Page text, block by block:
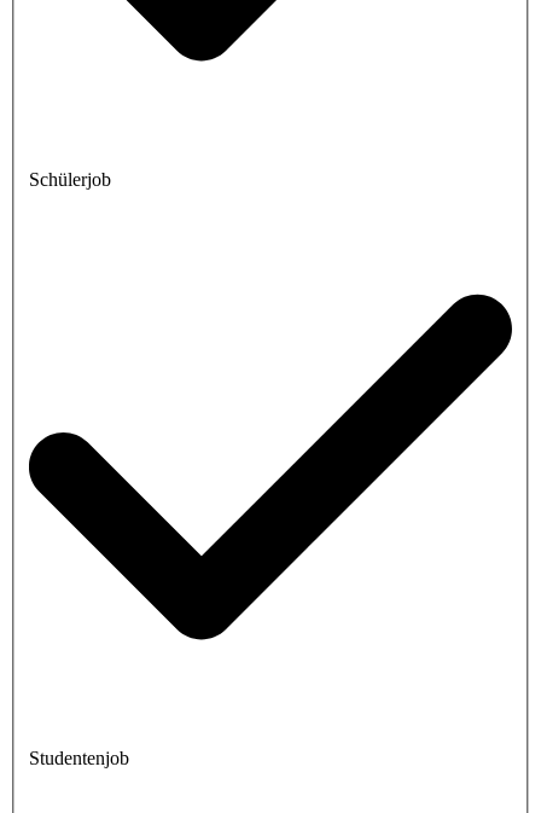
Schülerjob
Studentenjob